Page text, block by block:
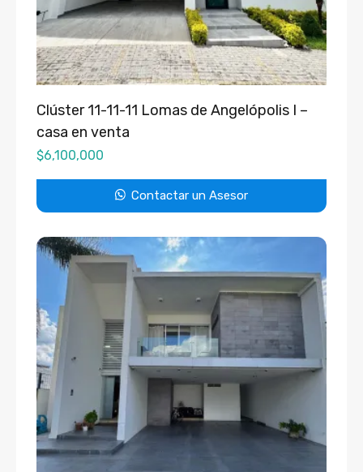
Clúster 11-11-11 Lomas de Angelópolis I –
casa en venta
$6,100,000
Contactar un Asesor